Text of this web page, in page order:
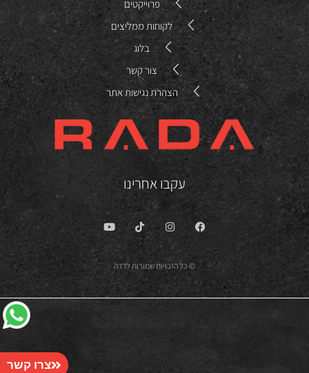
פרוייקטים
לקוחות ממליצים
בלוג
צור קשר
הצהרת נגישות אתר
עקבו אחרינו
© כל הזכויות שמורות לרדה
צרו קשר